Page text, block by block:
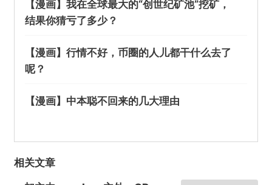
【漫画】我在全球最大的“创世纪矿池”挖矿，
结果你猜亏了多少？
【漫画】行情不好，币圈的人儿都干什么去了
呢？
【漫画】中本聪不回来的几大理由
相关文章